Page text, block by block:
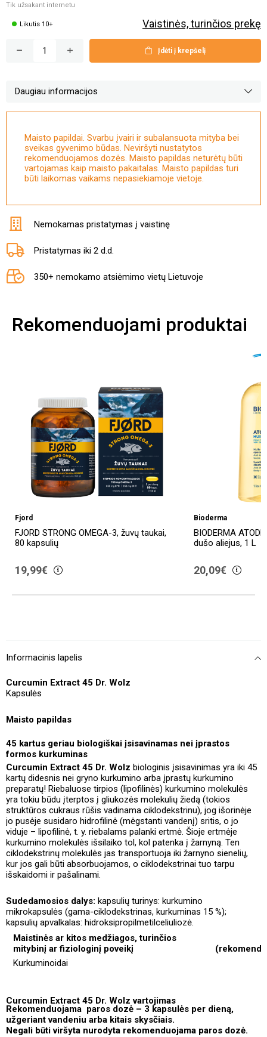
Tik užsakant internetu
Likutis 10+ Vaistinės, turinčios prekę
Įdėti į krepšelį
Daugiau informacijos
Maisto papildai. Svarbu įvairi ir subalansuota mityba bei
sveikas gyvenimo būdas. Neviršyti nustatytos
rekomenduojamos dozės. Maisto papildas neturėtų būti
vartojamas kaip maisto pakaitalas. Maisto papildas turi
būti laikomas vaikams nepasiekiamoje vietoje.
Nemokamas pristatymas į vaistinę
Pristatymas iki 2 d.d.
350+ nemokamo atsiėmimo vietų Lietuvoje
Rekomenduojami produktai
Fjord
FJORD STRONG OMEGA-3, žuvų taukai,
80 kapsulių
19,99€
Bioderma
BIODERMA
dušo aliejus, 1 L
20,09€
Informacinis lapelis
Curcumin Extract 45 Dr. Wolz
Kapsulės
Maisto papildas
45 kartus geriau biologiškai įsisavinamas nei įprastos
formos kurkuminas
Curcumin Extract 45 Dr. Wolz biologinis įsisavinimas yra iki 45
kartų didesnis nei gryno kurkumino arba įprastų kurkumino
preparatų! Riebaluose tirpios (lipofilinės) kurkumino molekulės
yra tokiu būdu įterptos į gliukozės molekulių žiedą (tokios
struktūros cukraus rūšis vadinama ciklodekstrinu), jog išorinėje
jo pusėje susidaro hidrofilinė (mėgstanti vandenį) sritis, o jo
viduje – lipofilinė, t. y. riebalams palanki ertmė. Šioje ertmėje
kurkumino molekulės išsilaiko tol, kol patenka į žarnyną. Ten
ciklodekstrinų molekulės jas transportuoja iki žarnyno sienelių,
kur jos gali būti absorbuojamos, o ciklodekstrinai tuo tarpu
išskaidomi ir pašalinami.
Sudedamosios dalys: kapsulių turinys: kurkumino
mikrokapsulės (gama-ciklodekstrinas, kurkuminas 15 %);
kapsulių apvalkalas: hidroksipropilmetilceliuliozė.
Maistinės ar kitos medžiagos, turinčios
mitybinį ar fiziologinį poveikį
(r
Kurkuminoidai
Curcumin Extract 45 Dr. Wolz vartojimas
Rekomenduojama paros dozė – 3 kapsulės per dieną,
užgeriant vandeniu arba kitais skysčiais.
Negali būti viršyta nurodyta rekomenduojama paros dozė.